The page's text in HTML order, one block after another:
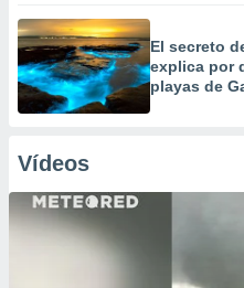
El secreto
explica por
playas de
Vídeos